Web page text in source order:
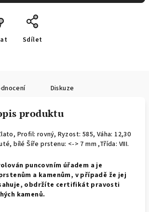
Sdílet
Diskuze
produktu
Profil: rovný, Ryzost: 585, Váha: 12,30
bílé Šíře prstenu: <-> 7 mm ,Třída: VIII.
puncovním úřadem a je
a kamenům, v případě že jej
obdržíte certifikát pravosti
kamenů.